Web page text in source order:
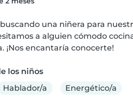
buscando una niñera para
a alguien cómodo
¡Nos encantaría conocerte!
los niños
Hablador/a Energético/a